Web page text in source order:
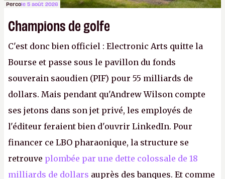
Percole 5 août 2026
Champions de golfe
C'est donc bien officiel : Electronic Arts quitte la
Bourse et passe sous le pavillon du fonds
souverain saoudien (PIF) pour 55 milliards de
dollars. Mais pendant qu'Andrew Wilson compte
ses jetons dans son jet privé, les employés de
l'éditeur feraient bien d'ouvrir LinkedIn. Pour
financer ce LBO pharaonique, la structure se
retrouve plombée par une dette colossale de 18
milliards de dollars auprès des banques. Et comme